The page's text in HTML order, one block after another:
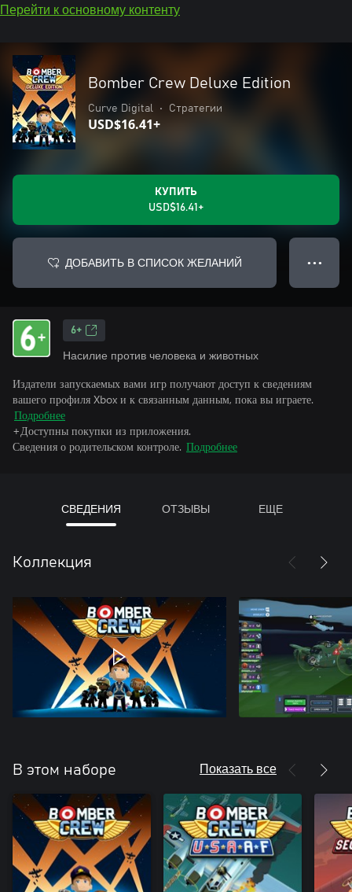
Перейти к основному контенту
Bomber Crew Deluxe Edition
Curve Digital • Стратегии
USD$16.41+
КУПИТЬ
USD$16.41+
ДОБАВИТЬ В СПИСОК ЖЕЛАНИЙ ● ● ●
6+
Насилие против человека и животных
Издатели запускаемых вами игр получают доступ к сведениям
вашего профиля Xbox и к связанным данным, пока вы играете.
Подробнее
+Доступны покупки из приложения.
Сведения о родительском контроле. Подробнее
СВЕДЕНИЯ ОТЗЫВЫ ЕЩЕ
Коллекция
В этом наборе Показать все